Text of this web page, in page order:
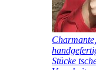
Stücke